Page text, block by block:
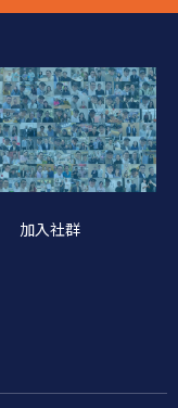
加入社群